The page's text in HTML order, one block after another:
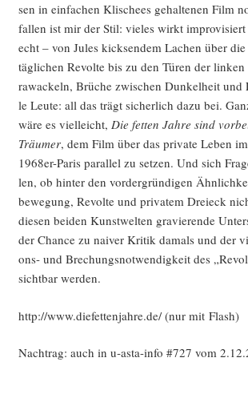
sen in ein­fa­chen Kli­schees gehal­te­nen Film
fal­len ist mir der Stil: vie­les wirkt
echt – von Jules kick­sen­dem Lachen über
täg­li­chen Revol­te bis zu den Türen der
ra­wa­ckeln, Brü­che zwi­schen Dun­kel­heit
le Leu­te: all das trägt sicher­lich dazu bei.
wäre es viel­leicht, Die fet­ten Jah­re sind
Träu­mer, dem Film über das pri­va­te Leben
1968er-Paris par­al­lel zu set­zen. Und sich
len, ob hin­ter den vor­der­grün­di­gen
be­we­gung, Revol­te und pri­va­tem Drei­eck
die­sen bei­den Kunst­wel­ten gra­vie­ren­de
der Chan­ce zu nai­ver Kri­tik damals und der
ons- und Bre­chungs­not­wen­dig­keit des
sicht­bar werden.
http://www.diefettenjahre.de/ (nur mit Flash)
Nach­trag: auch in u‑as­ta-info #727 vom